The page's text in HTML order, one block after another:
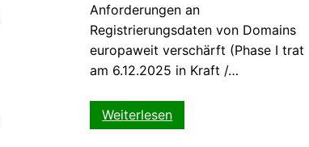
Anforderungen an
Registrierungsdaten von Domains
europaweit verschärft (Phase I trat
am 6.12.2025 in Kraft /…
Weiterlesen:
NIS2-